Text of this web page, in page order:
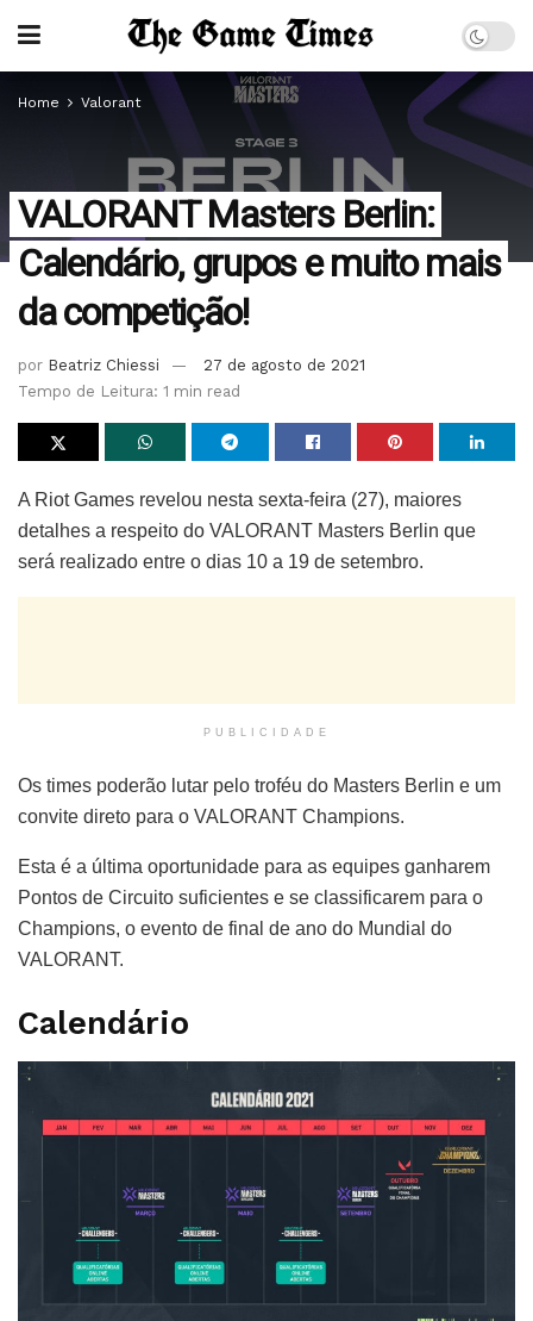
Home Valorant
VALORANT Masters Berlin:
Calendário, grupos e muito mais
da competição!
por Beatriz Chiessi
27 de agosto de 2021
Tempo de Leitura: 1 min read
A Riot Games revelou nesta sexta-feira (27), maiores
detalhes a respeito do VALORANT Masters Berlin que
será realizado entre o dias 10 a 19 de setembro.
PUBLICIDADE
Os times poderão lutar pelo troféu do Masters Berlin e um
convite direto para o VALORANT Champions.
Esta é a última oportunidade para as equipes ganharem
Pontos de Circuito suficientes e se classificarem para o
Champions, o evento de final de ano do Mundial do
VALORANT.
Calendário